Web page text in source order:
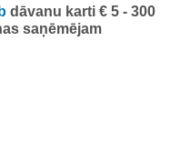
dāvanu karti € 5 - 300
saņēmējam